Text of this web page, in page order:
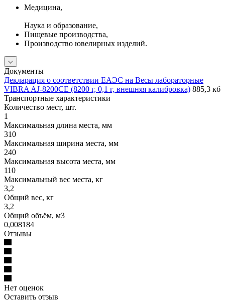
Медицина,
Наука и образование,
Пищевые производства,
Производство ювелирных изделий.
Документы
Декларация о соответствии ЕАЭС на Весы лабораторные
VIBRA AJ-8200CE (8200 г, 0,1 г, внешняя калибровка) 885,3 кб
Транспортные характеристики
Количество мест, шт.
1
Максимальная длина места, мм
310
Максимальная ширина места, мм
240
Максимальная высота места, мм
110
Максимальный вес места, кг
3,2
Общий вес, кг
3,2
Общий объём, м3
0,008184
Отзывы
Нет оценок
Оставить отзыв